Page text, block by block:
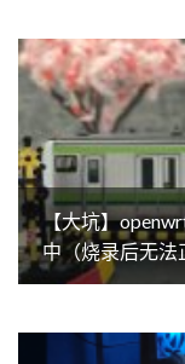
【大坑】
中（烧录后无法